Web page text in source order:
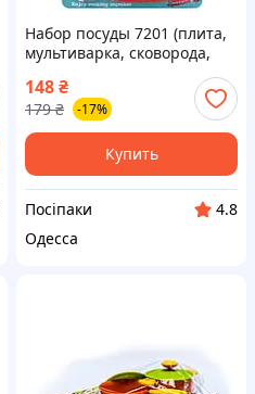
Набор посуды 7201 (плита,
мультиварка, сковорода,
лист, 30-45-5 см.
148₴
179 ₴ -17%
Купить
Посіпаки
4.8
Одесса